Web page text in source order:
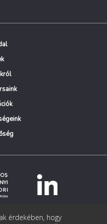
Ügyvédi Iroda
érdekében, hogy